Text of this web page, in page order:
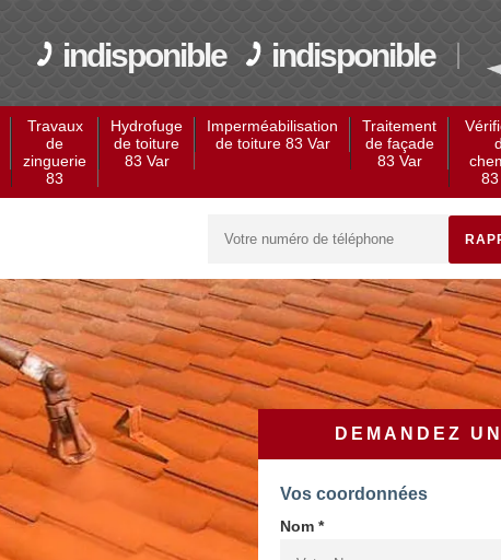
indisponible indisponible
Travaux
de
zinguerie
83
Hydrofuge
de toiture
83 Var
Imperméabilisation
de toiture 83 Var
Traitement
de façade
83 Var
83
DEMANDEZ
Vos coordonnées
Nom *